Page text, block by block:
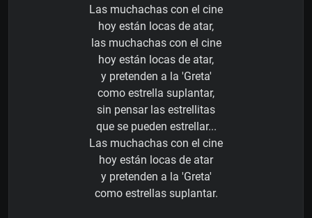
Las muchachas con el cine
hoy están locas de atar,
las muchachas con el cine
hoy están locas de atar,
y pretenden a la 'Greta'
como estrella suplantar,
sin pensar las estrellitas
que se pueden estrellar...
Las muchachas con el cine
hoy están locas de atar
y pretenden a la 'Greta'
como estrellas suplantar.